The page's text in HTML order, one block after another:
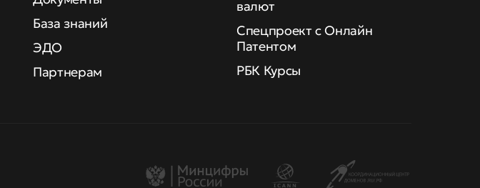
База знаний
ЭДО
Партнерам
валют
Спецпроект с Онлайн
Патентом
РБК Курсы